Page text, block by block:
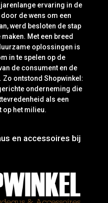
ervaring in de
de wens om een
werd besloten de stap
Met een breed
oplossingen is
in te spelen op de
de consument en de
ontstond Shopwinkel:
onderneming die
als een
op het milieu.
en accessoires bij